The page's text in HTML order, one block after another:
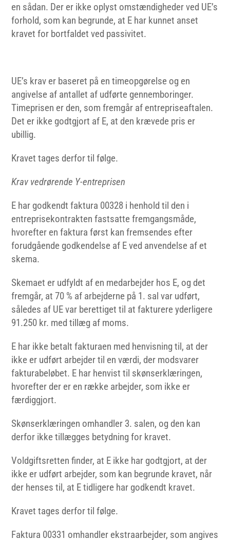
en sådan. Der er ikke oplyst omstændigheder ved UE’s
forhold, som kan begrunde, at E har kunnet anset
kravet for bortfaldet ved passivitet.
UE’s krav er baseret på en timeopgørelse og en
angivelse af antallet af udførte gennemboringer.
Timeprisen er den, som fremgår af entrepriseaftalen.
Det er ikke godtgjort af E, at den krævede pris er
ubillig.
Kravet tages derfor til følge.
Krav vedrørende Y-entreprisen
E har godkendt faktura 00328 i henhold til den i
entreprisekontrakten fastsatte fremgangsmåde,
hvorefter en faktura først kan fremsendes efter
forudgående godkendelse af E ved anvendelse af et
skema.
Skemaet er udfyldt af en medarbejder hos E, og det
fremgår, at 70 % af arbejderne på 1. sal var udført,
således af UE var berettiget til at fakturere yderligere
91.250 kr. med tillæg af moms.
E har ikke betalt fakturaen med henvisning til, at der
ikke er udført arbejder til en værdi, der modsvarer
fakturabeløbet. E har henvist til skønserklæringen,
hvorefter der er en række arbejder, som ikke er
færdiggjort.
Skønserklæringen omhandler 3. salen, og den kan
derfor ikke tillægges betydning for kravet.
Voldgiftsretten finder, at E ikke har godtgjort, at der
ikke er udført arbejder, som kan begrunde kravet, når
der henses til, at E tidligere har godkendt kravet.
Kravet tages derfor til følge.
Faktura 00331 omhandler ekstraarbejder, som angives